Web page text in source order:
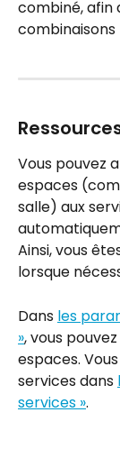
combiné, afin
combinaisons
Vous pouvez
espaces
salle) aux
Ainsi, vous
lorsque
Dans les
», vous
espaces.
services dans
services ».